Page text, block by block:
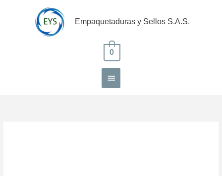
Empaquetaduras y Sellos S.A.S.
0